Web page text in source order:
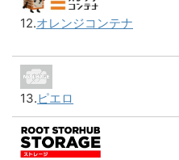
12.オレンジコンテナ
13.ピエロ